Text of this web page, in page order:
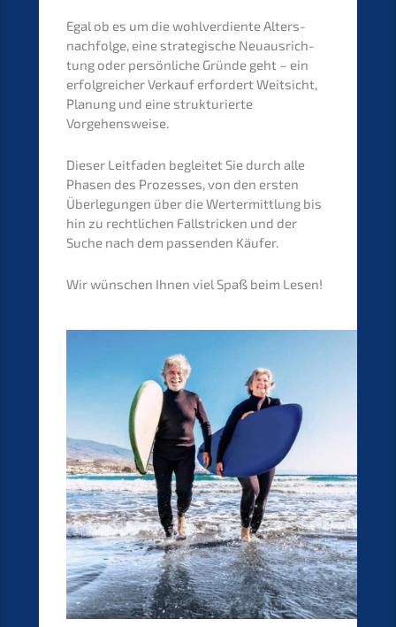
Egal ob es um die wohlver­dien­te Alters­
nach­fol­ge, eine strate­gi­sche Neuaus­rich­
tung oder persön­li­che Gründe geht – ein
erfolg­rei­cher Verkauf erfor­dert Weitsicht,
Planung und eine struk­tu­rier­te
Vorgehensweise.
Dieser Leitfa­den beglei­tet Sie durch alle
Phasen des Prozes­ses, von den ersten
Überle­gun­gen über die Wertermitt­lung bis
hin zu recht­li­chen Fallstri­cken und der
Suche nach dem passen­den Käufer.
Wir wünschen Ihnen viel Spaß beim Lesen!